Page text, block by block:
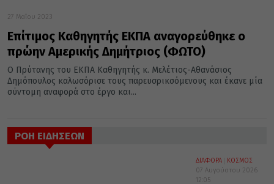
27 Μαΐου 2023
Επίτιμος Καθηγητής ΕΚΠΑ αναγορεύθηκε ο
πρώην Αμερικής Δημήτριος (ΦΩΤΟ)
Ο Πρύτανης του ΕΚΠΑ Καθηγητής κ. Μελέτιος-Αθανάσιος
Δημόπουλος καλωσόρισε τους παρευσρικσόμενους και έκανε μία
σύντομη αναφορά στο έργο και...
ΡΟΗ ΕΙΔΗΣΕΩΝ
ΔΙΑΦΟΡΑ
ΚΟΣΜΟΣ
07 Αυγούστου 2026
12:05